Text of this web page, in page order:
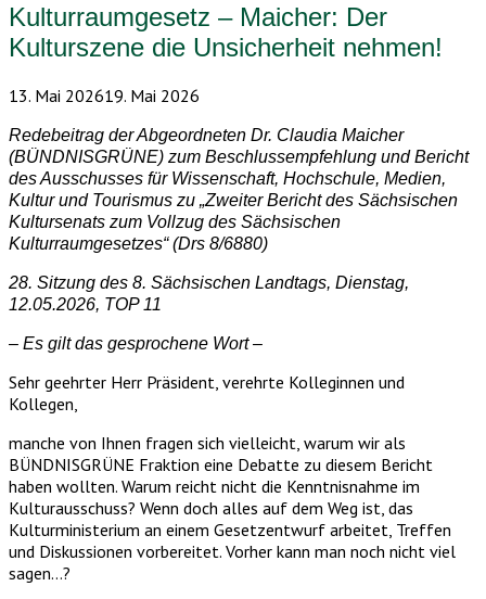
Kulturraumgesetz – Maicher: Der
Kulturszene die Unsicherheit nehmen!
13. Mai 202619. Mai 2026
Redebeitrag der Abgeordneten Dr. Claudia Maicher
(BÜNDNISGRÜNE) zum Beschlussempfehlung und Bericht
des Ausschusses für Wissenschaft, Hochschule, Medien,
Kultur und Tourismus zu „Zweiter Bericht des Sächsischen
Kultursenats zum Vollzug des Sächsischen
Kulturraumgesetzes“ (Drs 8/6880)
28. Sitzung des 8. Sächsischen Landtags, Dienstag,
12.05.2026, TOP 11
– Es gilt das gesprochene Wort –
Sehr geehrter Herr Präsident, verehrte Kolleginnen und
Kollegen,
manche von Ihnen fragen sich vielleicht, warum wir als
BÜNDNISGRÜNE Fraktion eine Debatte zu diesem Bericht
haben wollten. Warum reicht nicht die Kenntnisnahme im
Kulturausschuss? Wenn doch alles auf dem Weg ist, das
Kulturministerium an einem Gesetzentwurf arbeitet, Treffen
und Diskussionen vorbereitet. Vorher kann man noch nicht viel
sagen…?